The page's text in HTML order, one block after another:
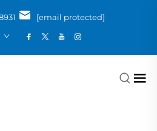
[email protected]